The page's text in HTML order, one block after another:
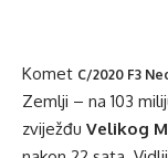
Komet C/2020 F3
Zemlji – na 103
zviježđu Velikog